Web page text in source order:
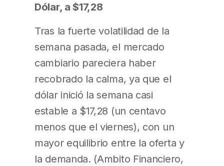
Dólar, a $17,28
Tras la fuerte volatilidad de la
semana pasada, el mercado
cambiario pareciera haber
recobrado la calma, ya que el
dólar inició la semana casi
estable a $17,28 (un centavo
menos que el viernes), con un
mayor equilibrio entre la oferta y
la demanda. (Ambito Financiero,